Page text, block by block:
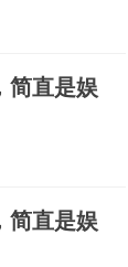
简直是娱
简直是娱